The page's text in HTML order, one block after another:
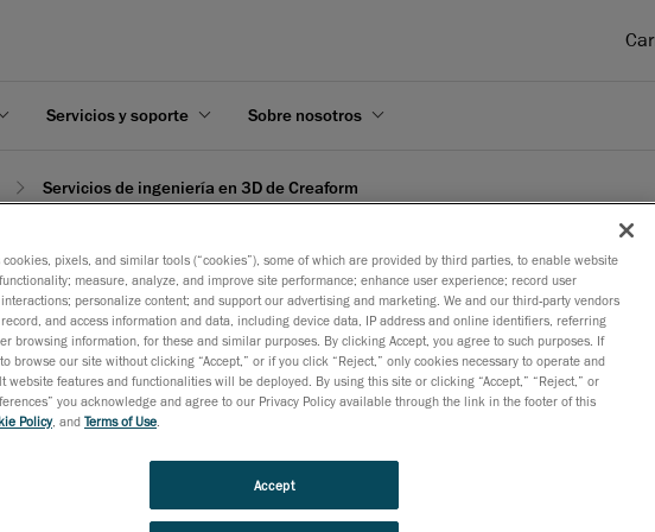
Servicios y soporte Sobre nosotros
Servicios de ingeniería en 3D de Creaform
servicios de gran calidad, tales como ingeniería inversa,
avanzado, CFD y FEA, desarrollo de productos, capacitación personal
cookies, pixels, and similar tools (“cookies”), some of which are provided by third parties, to enable website
measure, analyze, and improve site performance; enhance user experience; record user
personalize content; and support our advertising and marketing. We and our third-party vendors
and access information and data, including device data, IP address and online identifiers, referring
browsing information, for these and similar purposes. By clicking Accept, you agree to such purposes. If
browse our site without clicking “Accept,” or if you click “Reject,” only cookies necessary to operate and
website features and functionalities will be deployed. By using this site or clicking “Accept,” “Reject,” or
you acknowledge and agree to our Privacy Policy available through the link in the footer of this
Policy, and Terms of Use
Accept